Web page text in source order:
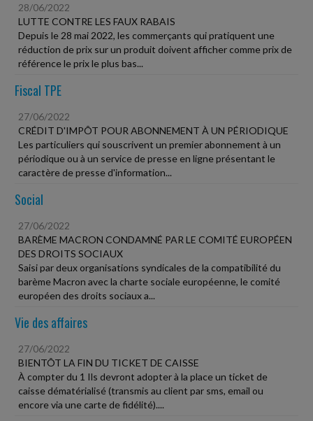
28/06/2022
LUTTE CONTRE LES FAUX RABAIS
Depuis le 28 mai 2022, les commerçants qui pratiquent une
réduction de prix sur un produit doivent afficher comme prix de
référence le prix le plus bas...
Fiscal TPE
27/06/2022
CRÉDIT D'IMPÔT POUR ABONNEMENT À UN PÉRIODIQUE
Les particuliers qui souscrivent un premier abonnement à un
périodique ou à un service de presse en ligne présentant le
caractère de presse d'information...
Social
27/06/2022
BARÈME MACRON CONDAMNÉ PAR LE COMITÉ EUROPÉEN
DES DROITS SOCIAUX
Saisi par deux organisations syndicales de la compatibilité du
barème Macron avec la charte sociale européenne, le comité
européen des droits sociaux a...
Vie des affaires
27/06/2022
BIENTÔT LA FIN DU TICKET DE CAISSE
À compter du 1 Ils devront adopter à la place un ticket de
caisse dématérialisé (transmis au client par sms, email ou
encore via une carte de fidélité)....